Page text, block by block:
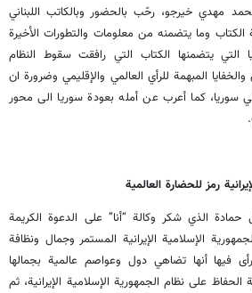
مهدي خيرجو، رحّب بالحضور وبالكاتب اللبناني
وما يتضمنه من معلومات والتطورات الأخيرة
التي يتضمنها الكتاب التي رافقت سقوط النظام
المبهمة للرأي العالمي والإقليمي وضرورة ان
سوريا، كما أعرب عن أمله بعودة سوريا الى محور
رمز للحضارة العالمية
الذي شكر وكالة “أنا” على الدعوة الكريمة
الإسلامية الإيرانية المستمر وجمال ونظافة
فيها أنها تضاهي دول وعواصم عالمية بجمالها
على نظام الجمهورية الإسلامية الإيرانية، ثم